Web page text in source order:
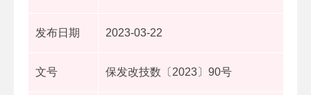
发布日期 2023-03-22
文号 保发改技数〔2023〕90号